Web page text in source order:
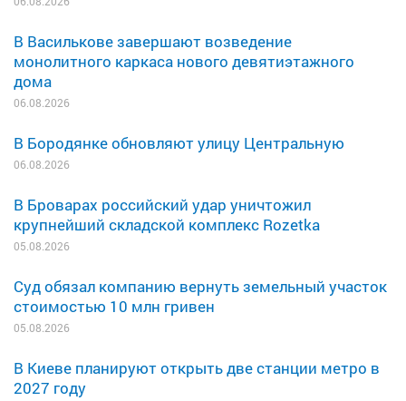
В Василькове завершают возведение
монолитного каркаса нового девятиэтажного
дома
06.08.2026
В Бородянке обновляют улицу Центральную
06.08.2026
В Броварах российский удар уничтожил
крупнейший складской комплекс Rozetka
05.08.2026
Суд обязал компанию вернуть земельный участок
стоимостью 10 млн гривен
05.08.2026
В Киеве планируют открыть две станции метро в
2027 году